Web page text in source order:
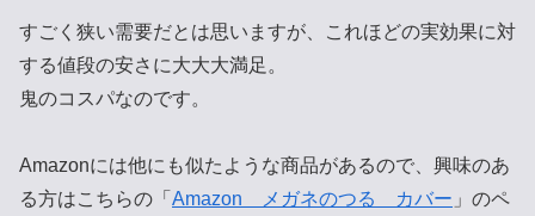
すごく狭い需要だとは思いますが、これほどの実効果に対
する値段の安さに大大大満足。
鬼のコスパなのです。
Amazonには他にも似たような商品があるので、興味のあ
る方はこちらの「 Amazon メガネのつる カバー 」のペ